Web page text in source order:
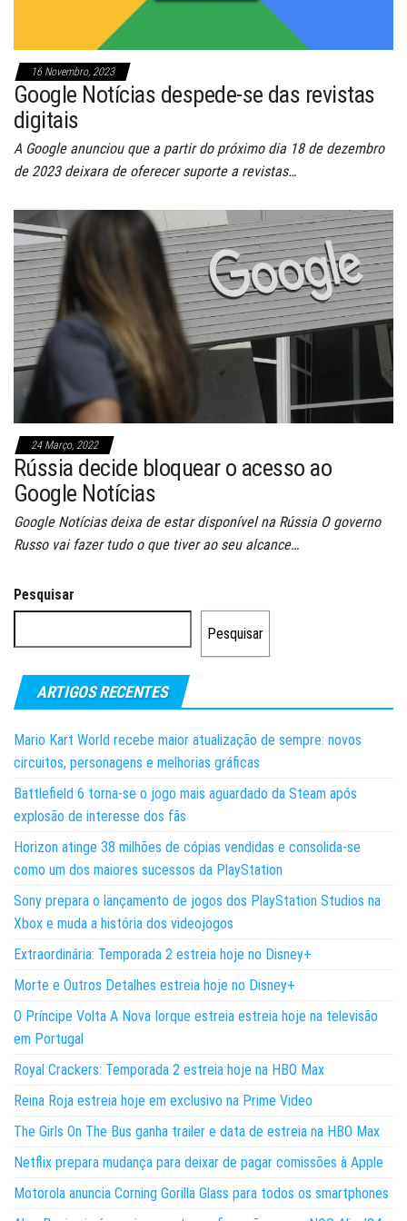
16 Novembro, 2023
Google Notícias despede-se das revistas
digitais
A Google anunciou que a partir do próximo dia 18 de dezembro
de 2023 deixara de oferecer suporte a revistas…
24 Março, 2022
Rússia decide bloquear o acesso ao
Google Notícias
Google Notícias deixa de estar disponível na Rússia O governo
Russo vai fazer tudo o que tiver ao seu alcance…
Pesquisar
Pesquisar
ARTIGOS RECENTES
Mario Kart World recebe maior atualização de sempre: novos
circuitos, personagens e melhorias gráficas
Battlefield 6 torna-se o jogo mais aguardado da Steam após
explosão de interesse dos fãs
Horizon atinge 38 milhões de cópias vendidas e consolida-se
como um dos maiores sucessos da PlayStation
Sony prepara o lançamento de jogos dos PlayStation Studios na
Xbox e muda a história dos videojogos
Extraordinária: Temporada 2 estreia hoje no Disney+
Morte e Outros Detalhes estreia hoje no Disney+
O Príncipe Volta A Nova Iorque estreia estreia hoje na televisão
em Portugal
Royal Crackers: Temporada 2 estreia hoje na HBO Max
Reina Roja estreia hoje em exclusivo na Prime Video
The Girls On The Bus ganha trailer e data de estreia na HBO Max
Netflix prepara mudança para deixar de pagar comissões à Apple
Motorola anuncia Corning Gorilla Glass para todos os smartphones